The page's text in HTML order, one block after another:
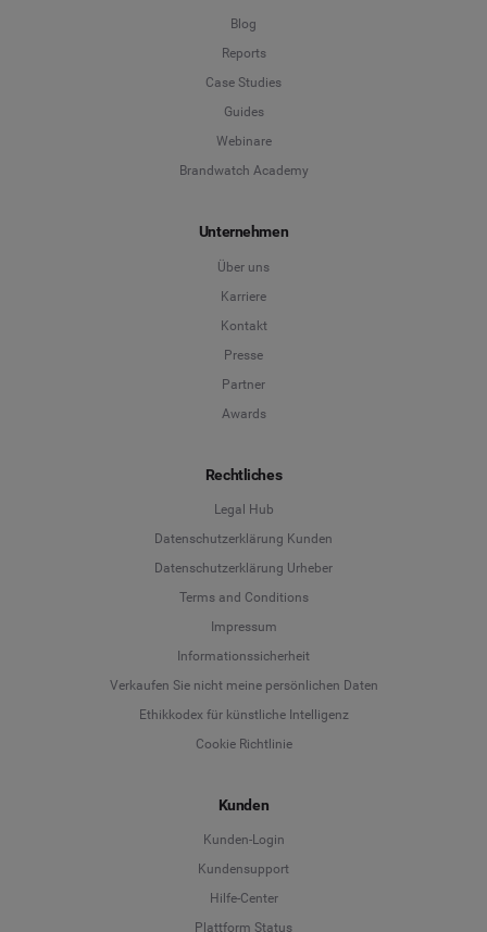
Blog
Reports
Case Studies
Guides
Webinare
Brandwatch Academy
Unternehmen
Über uns
Karriere
Kontakt
Presse
Partner
Awards
Rechtliches
Legal Hub
Datenschutzerklärung Kunden
Datenschutzerklärung Urheber
Terms and Conditions
Impressum
Informationssicherheit
Verkaufen Sie nicht meine persönlichen Daten
Ethikkodex für künstliche Intelligenz
Cookie Richtlinie
Kunden
Kunden-Login
Kundensupport
Hilfe-Center
Plattform Status
Deutsch
English